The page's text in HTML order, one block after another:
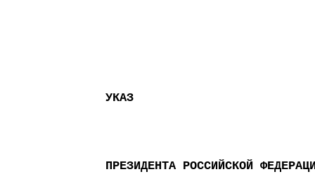
УКАЗ
ПРЕЗИДЕНТА РОССИЙСКОЙ